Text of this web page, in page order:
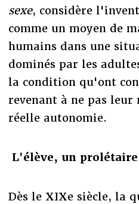
sexe, considère
comme un moyen de
humains dans une
dominés par les
la condition qu'ont
revenant à ne pas leur
réelle autonomie.
L'élève, un
Dès le XIXe siècle, la